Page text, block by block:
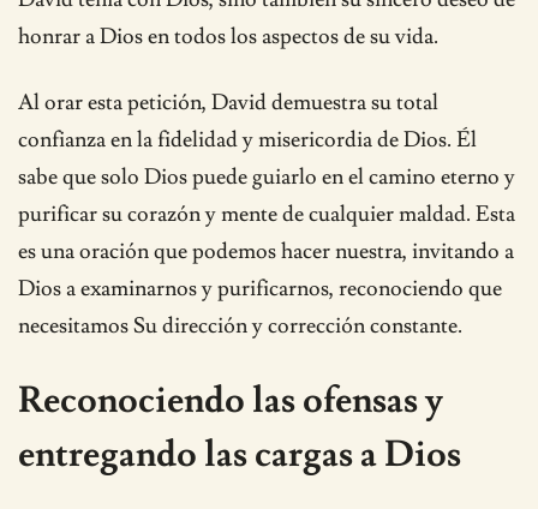
honrar a Dios en todos los aspectos de su vida.
Al orar esta petición, David demuestra su total
confianza en la fidelidad y misericordia de Dios. Él
sabe que solo Dios puede guiarlo en el camino eterno y
purificar su corazón y mente de cualquier maldad. Esta
es una oración que podemos hacer nuestra, invitando a
Dios a examinarnos y purificarnos, reconociendo que
necesitamos Su dirección y corrección constante.
Reconociendo las ofensas y
entregando las cargas a Dios